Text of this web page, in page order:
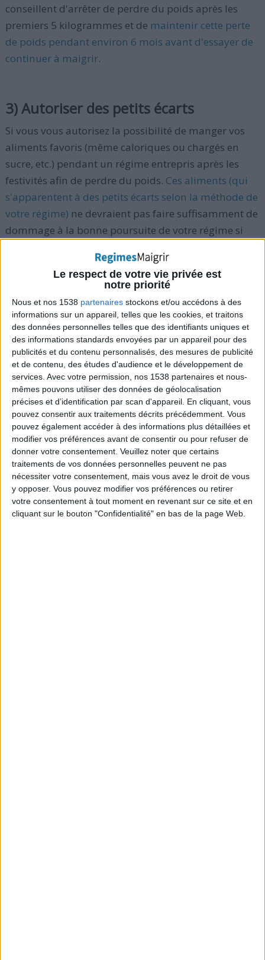
Le respect de votre vie privée est
notre priorité
Nous et nos 1538 partenaires stockons et/ou accédons à des
informations sur un appareil, telles que les cookies, et traitons
des données personnelles telles que des identifiants uniques et
des informations standards envoyées par un appareil pour des
publicités et du contenu personnalisés, des mesures de publicité
et de contenu, des études d'audience et le développement de
services. Avec votre permission, nos 1538 partenaires et nous-
mêmes pouvons utiliser des données de géolocalisation
précises et d’identification par scan d'appareil. En cliquant, vous
pouvez consentir aux traitements décrits précédemment. Vous
pouvez également accéder à des informations plus détaillées et
modifier vos préférences avant de consentir ou pour refuser de
donner votre consentement. Veuillez noter que certains
traitements de vos données personnelles peuvent ne pas
nécessiter votre consentement, mais vous avez le droit de vous
y opposer. Vous pouvez modifier vos préférences ou retirer
votre consentement à tout moment en revenant sur ce site et en
cliquant sur le bouton "Confidentialité" en bas de la page Web.
conseillent d'arrêter de perdre du poids après les
premiers 5 kilogrammes et de maintenir cette perte
de poids pendant environ 6 mois avant d'essayer de
continuer à maigrir.
3) Autoriser des petits écarts
Si vous vous autorisez la possibilité de manger vos
aliments favoris (même caloriques ou chargés en
sucre, etc.) pendant un régime entrepris après les
festivités afin de perdre du poids. Ces aliments (qui
s'apparentent à des petits écarts selon la méthode de
votre régime) ne devraient pas faire suffisamment de
dommage à la bonne poursuite de votre régime si
4) Compter jusqu'à 10
Des études suggèrent que l'envie de manger dure
seulement environ 10 minutes. Alors avant de vouloir
satisfaire votre envie de manger au plus vite,essayez
de résister mentalement pendant 10 minutes à
l'envie. Utilisez ces 10 minutes pour faire du ménage
ou une autre activité qui vous éloigne de la cuisine, et
vous verrez que maigrir après les fêtes sera plus
facile.
5) Manger plus souvent